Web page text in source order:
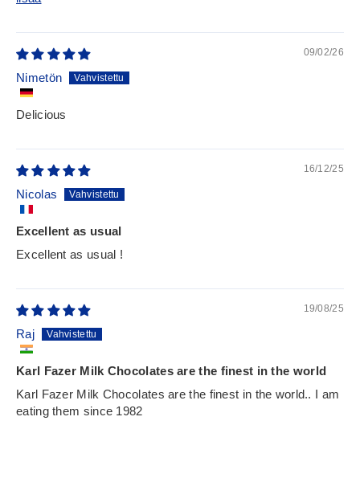
09/02/26
Nimetön
Delicious
16/12/25
Nicolas
Excellent as usual
Excellent as usual !
19/08/25
Raj
Karl Fazer Milk Chocolates are the finest in the world
Karl Fazer Milk Chocolates are the finest in the world.. I am
eating them since 1982